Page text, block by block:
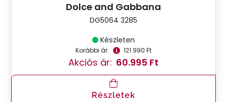
Dolce and Gabbana
DG5064 3285
Készleten
Korábbi ár: 121.990 Ft
Akciós ár: 60.995 Ft
Részletek